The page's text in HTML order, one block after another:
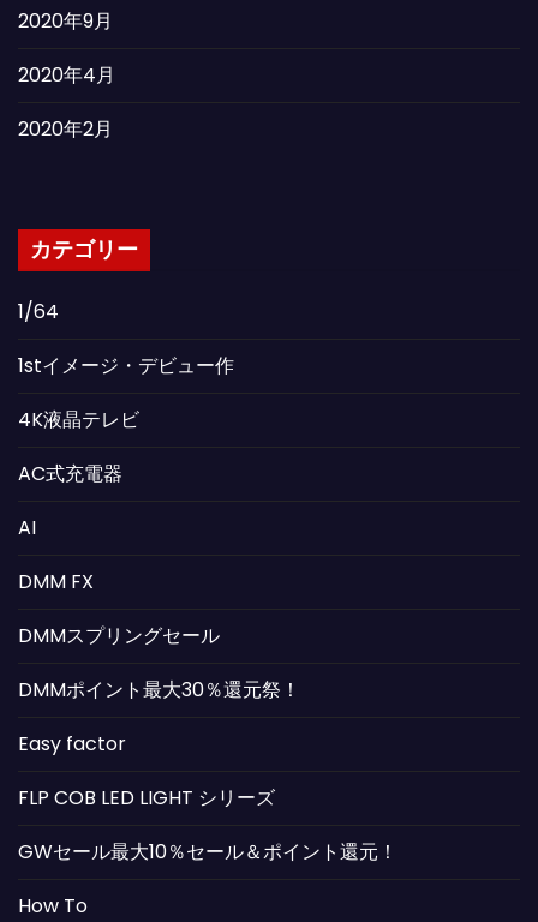
2020年9月
2020年4月
2020年2月
カテゴリー
1/64
1stイメージ・デビュー作
4K液晶テレビ
AC式充電器
AI
DMM FX
DMMスプリングセール
DMMポイント最大30％還元祭！
Easy factor
FLP COB LED LIGHT シリーズ
GWセール最大10％セール＆ポイント還元！
How To